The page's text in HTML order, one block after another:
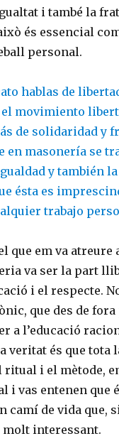
i també la
és essencial
personal.
hablas de
el movimiento
de solidaridad y
en masonería se
y también
ésta es
trabajo
que em va atreure
va ser la part
i el respecte.
que des de
a l’educació
veritat és que tota
i el mètode,
i vas entenen que
camí de vida que,
molt interessant.